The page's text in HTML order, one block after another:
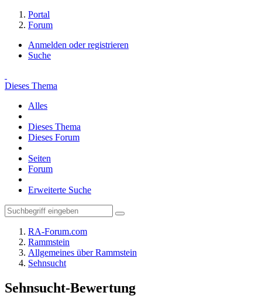
Portal
Forum
Anmelden oder registrieren
Suche
Dieses Thema
Alles
Dieses Thema
Dieses Forum
Seiten
Forum
Erweiterte Suche
RA-Forum.com
Rammstein
Allgemeines über Rammstein
Sehnsucht
Sehnsucht-Bewertung